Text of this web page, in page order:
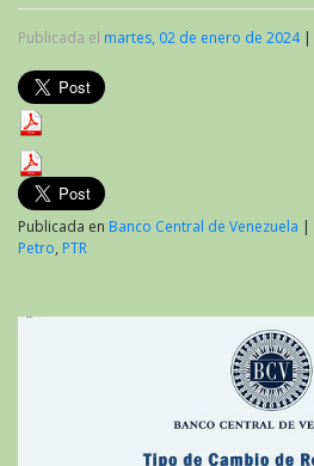
Publicada el martes, 02 de enero de 2024|
Publicada en Banco Central de Venezuela |
Petro, PTR